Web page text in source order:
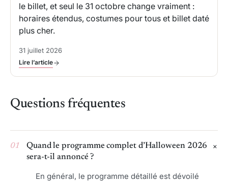
le billet, et seul le 31 octobre change vraiment :
horaires étendus, costumes pour tous et billet daté
plus cher.
31 juillet 2026
Lire l’article
Questions fréquentes
01
Quand le programme complet d’Halloween 2026
sera-t-il annoncé ?
En général, le programme détaillé est dévoilé